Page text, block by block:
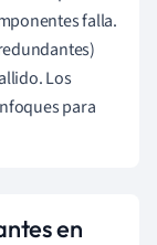
falla.
Los
para
en